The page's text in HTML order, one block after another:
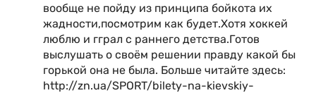
вообще не пойду из принципа бойкота их
жадности,посмотрим как будет.Хотя хоккей
люблю и гграл с раннего детства.Готов
выслушать о своём решении правду какой бы
горькой она не была. Больше читайте здесь:
http://zn.ua/SPORT/bilety-na-kievskiy-